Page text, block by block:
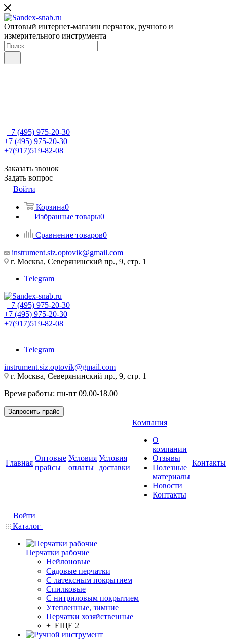
Оптовый интернет-магазин перчаток, ручного и
измерительного инструмента
+7 (495) 975-20-30
+7 (495) 975-20-30
+7(917)519-82-08
Заказать звонок
Задать вопрос
Войти
Корзина0
Избранные товары0
Сравнение товаров0
instrument.siz.optovik@gmail.com
г. Москва, Северянинский пр., 9, стр. 1
Telegram
+7 (495) 975-20-30
+7 (495) 975-20-30
+7(917)519-82-08
Telegram
instrument.siz.optovik@gmail.com
г. Москва, Северянинский пр., 9, стр. 1
Время работы: пн-пт 09.00-18.00
Запросить прайс
Главная
Оптовые
прайсы
Условия
оплаты
Условия
доставки
Компания
О
компании
Отзывы
Полезные
материалы
Новости
Контакты
Контакты
Войти
Каталог
Перчатки рабочие
Нейлоновые
Садовые перчатки
С латексным покрытием
Cпилковые
С нитриловым покрытием
Утепленные, зимние
Перчатки хозяйственные
+ ЕЩЕ 2